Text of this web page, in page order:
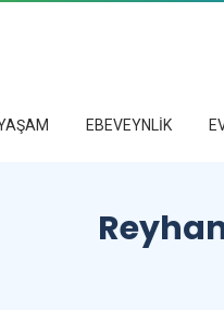
EBEVEYNLİK